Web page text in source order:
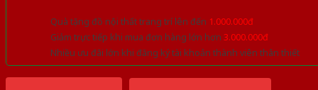
Quà tặng đồ nội thất trang trí lên đến 1.000.000đ
Giảm trực tiếp khi mua đơn hàng lớn hơn 3.000.000đ
Nhiều ưu đãi lớn khi đăng ký tài khoản thành viên thân thiết